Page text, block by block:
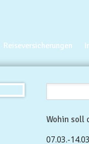
Reiseversicherungen
Wohin soll
07.03.-